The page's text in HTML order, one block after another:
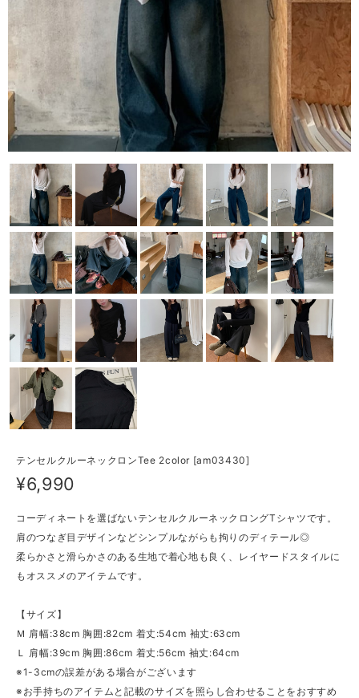
テンセルクルーネックロンTee 2color [am03430]
¥6,990
コーディネートを選ばないテンセルクルーネックロングTシャツです。
肩のつなぎ目デザインなどシンプルながらも拘りのディテール◎
柔らかさと滑らかさのある生地で着心地も良く、レイヤードスタイルに
もオススメのアイテムです。
【サイズ】
Ｍ 肩幅:38cm 胸囲:82cm 着丈:54cm 袖丈:63cm
Ｌ 肩幅:39cm 胸囲:86cm 着丈:56cm 袖丈:64cm
※1-3cmの誤差がある場合がございます
※お手持ちのアイテムと記載のサイズを照らし合わせることをおすすめ